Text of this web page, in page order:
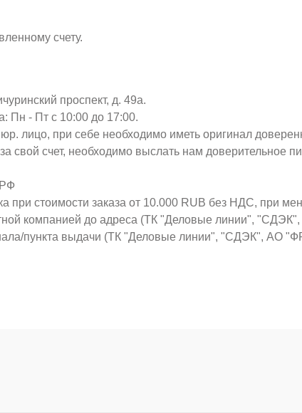
счету.
проспект, д. 49а.
Пн - Пт с 10:00 до 17:00.
лицо, при себе необходимо иметь оригинал
свой счет, необходимо выслать нам
РФ
при стоимости заказа от 10.000 RUB без НДС, при
компанией до адреса (ТК "Деловые линии",
пункта выдачи (ТК "Деловые линии", "СДЭК", АО